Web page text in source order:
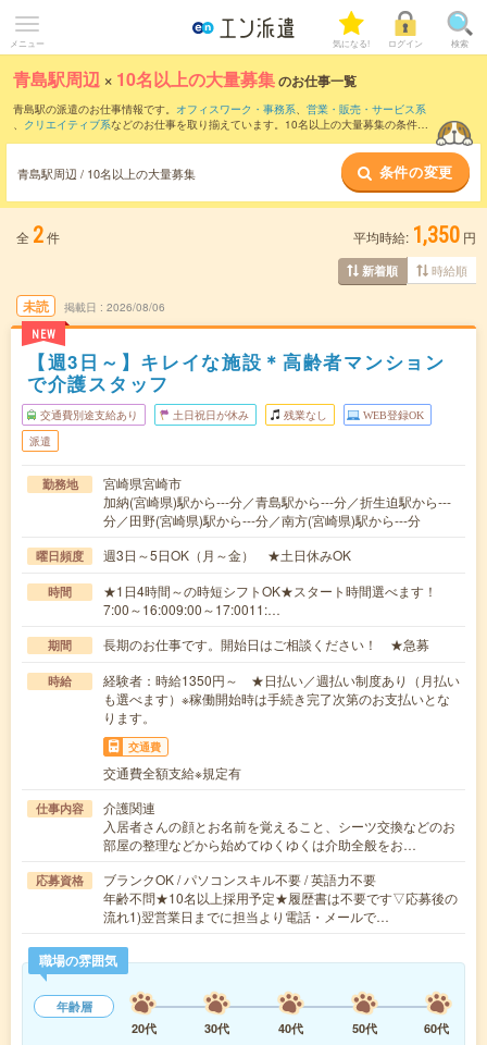
メニュー 気になる! ログイン 検索
青島駅周辺 × 10名以上の大量募集のお仕事一覧
青島駅の派遣のお仕事情報です。 オフィスワーク・事務系、 営業・販売・サービス系
、 クリエイティブ系などのお仕事を取り揃えています。10名以上の大量募集の条件の
青島駅周辺 / 10名以上の大量募集 条件の変更
全 2件 平均時給: 1,350 円
新着順 時給順
未読
NEW
掲載日 2026/08/06
【週3日～】キレイな施設＊高齢者マンション
で介護スタッフ
交通費別途支給あり 土日祝日が休み 残業なし WEB登録OK
派遣
勤務地
宮崎県宮崎市
加納(宮崎県)駅から---分／青島駅から---分／折生迫駅から---
分／田野(宮崎県)駅から---分／南方(宮崎県)駅から---分
曜日頻度 週3日～5日OK（月～金） ★土日休みOK
時間
★1日4時間～の時短シフトOK★スタート時間選べます！
7:00～16:009:00～17:0011:…
期間 長期のお仕事です。開始日はご相談ください！ ★急募
時給
経験者：時給1350円～ ★日払い／週払い制度あり（月払い
も選べます）※稼働開始時は手続き完了次第のお支払いとな
ります。
交通費
交通費全額支給※規定有
仕事内容
介護関連
入居者さんの顔とお名前を覚えること、シーツ交換などのお
部屋の整理などから始めてゆくゆくは介助全般をお…
応募資格
ブランクOK / パソコンスキル不要 / 英語力不要
年齢不問★10名以上採用予定★履歴書は不要です▽応募後の
流れ1)翌営業日までに担当より電話・メールで…
職場の雰囲気
年齢層
20代
30代 40代 50代
60代